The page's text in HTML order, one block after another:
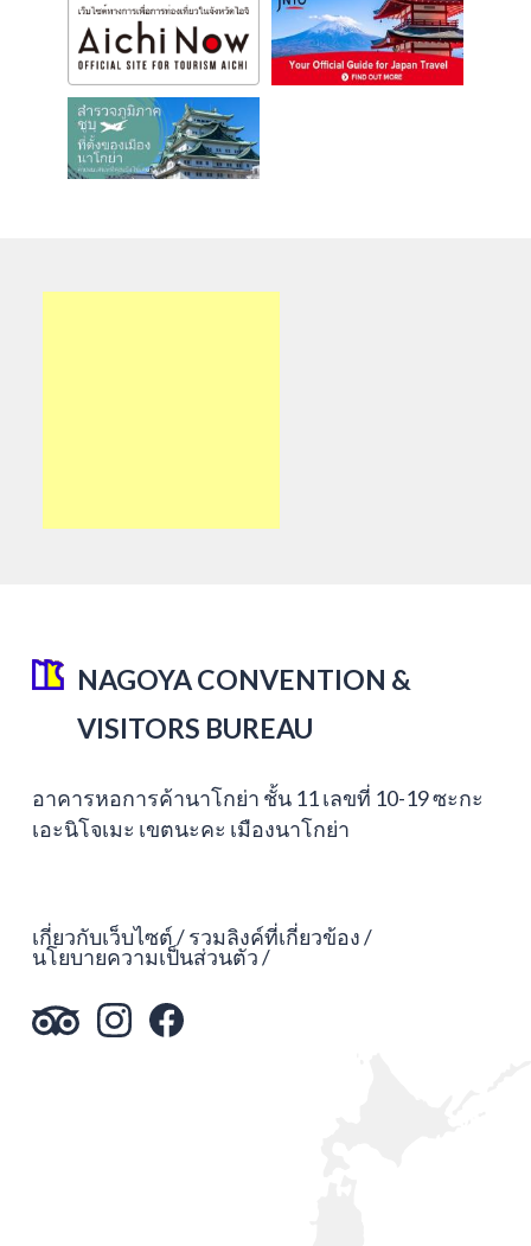
NAGOYA CONVENTION &
VISITORS BUREAU
อาคารหอการค้านาโกย่า ชั้น 11 เลขที่ 10-19 ซะกะ
เอะนิโจเมะ เขตนะคะ เมืองนาโกย่า
เกี่ยวกับเว็บไซต์ รวมลิงค์ที่เกี่ยวข้อง
นโยบายความเป็นส่วนตัว